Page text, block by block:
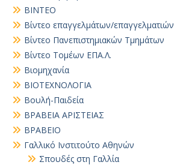
ΒΙΝΤΕΟ
Βίντεο επαγγελμάτων/επαγγελματιών
Βίντεο Πανεπιστημιακών Τμημάτων
Βίντεο Τομέων ΕΠΑ.Λ.
Βιομηχανία
ΒΙΟΤΕΧΝΟΛΟΓΙΑ
Βουλή-Παιδεία
ΒΡΑΒΕΙΑ ΑΡΙΣΤΕΙΑΣ
ΒΡΑΒΕΙΟ
Γαλλικό Ινστιτούτο Αθηνών
Σπουδές στη Γαλλία